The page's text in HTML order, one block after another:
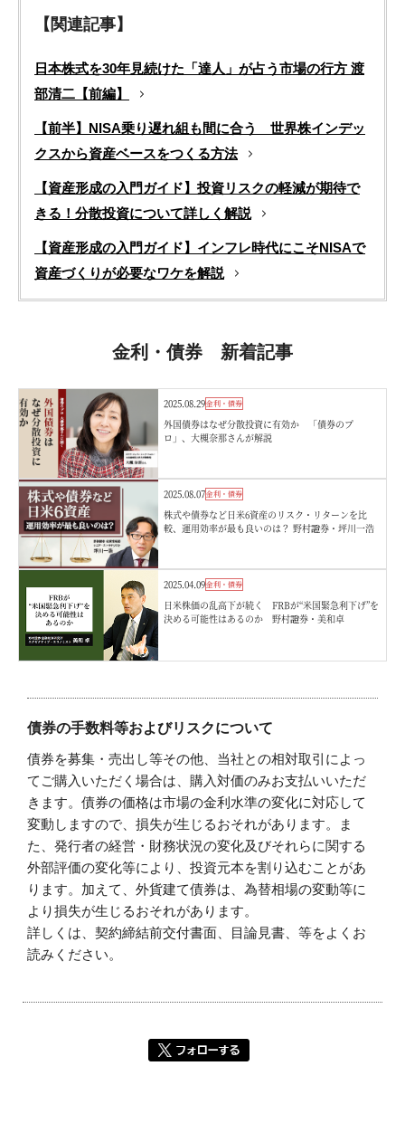
【関連記事】
日本株式を30年見続けた「達人」が占う市場の行方 渡
部清二【前編】
【前半】NISA乗り遅れ組も間に合う 世界株インデッ
クスから資産ベースをつくる方法
【資産形成の入門ガイド】投資リスクの軽減が期待で
きる！分散投資について詳しく解説
【資産形成の入門ガイド】インフレ時代にこそNISAで
資産づくりが必要なワケを解説
金利・債券 新着記事
2025.08.29金利・債券
外国債券はなぜ分散投資に有効か 「債券のプ
ロ」、大槻奈那さんが解説
2025.08.07金利・債券
株式や債券など日米6資産のリスク・リターンを比
較、運用効率が最も良いのは？ 野村證券・坪川一浩
2025.04.09金利・債券
日米株価の乱高下が続く FRBが“米国緊急利下げ”を
決める可能性はあるのか 野村證券・美和卓
債券の手数料等およびリスクについて
債券を募集・売出し等その他、当社との相対取引によっ
てご購入いただく場合は、購入対価のみお支払いいただ
きます。債券の価格は市場の金利水準の変化に対応して
変動しますので、損失が生じるおそれがあります。ま
た、発行者の経営・財務状況の変化及びそれらに関する
外部評価の変化等により、投資元本を割り込むことがあ
ります。加えて、外貨建て債券は、為替相場の変動等に
より損失が生じるおそれがあります。
詳しくは、契約締結前交付書面、目論見書、等をよくお
読みください。